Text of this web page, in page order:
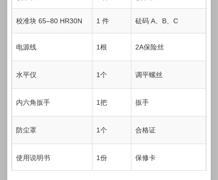
校准块 65–80 HR30N 1 件 砝码 A、B、C
电源线 1根 2A保险丝
水平仪 1个 调平螺丝
内六角扳手 1把 扳手
防尘罩 1个 合格证
使用说明书 1份 保修卡